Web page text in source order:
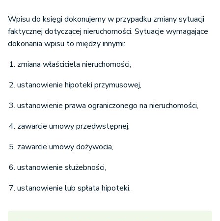
Wpisu do księgi dokonujemy w przypadku zmiany sytuacji
faktycznej dotyczącej nieruchomości. Sytuacje wymagające
dokonania wpisu to między innymi:
zmiana właściciela nieruchomości,
ustanowienie hipoteki przymusowej,
ustanowienie prawa ograniczonego na nieruchomości,
zawarcie umowy przedwstępnej,
zawarcie umowy dożywocia,
ustanowienie służebności,
ustanowienie lub spłata hipoteki.